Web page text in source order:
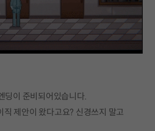
딩이 준비되어있습니다.
제안이 왔다고요? 신경쓰지 말고